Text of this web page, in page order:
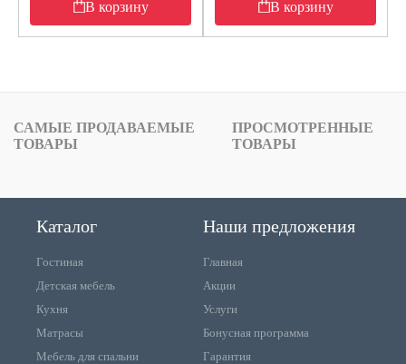
В корзину
В корзину
САМЫЕ ПРОДАВАЕМЫЕ
ТОВАРЫ
ПРОСМОТРЕННЫЕ
ТОВАРЫ
Каталог
Гостиная
Детская мебель
Кухня
Матрасы
Мебель для спальни
Наши предложения
Главная
Акции
Услуги
Бонусная программа
Гарантия